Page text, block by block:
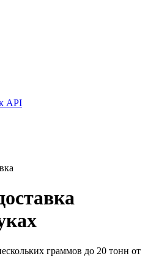
API
граммов до 20 тонн от